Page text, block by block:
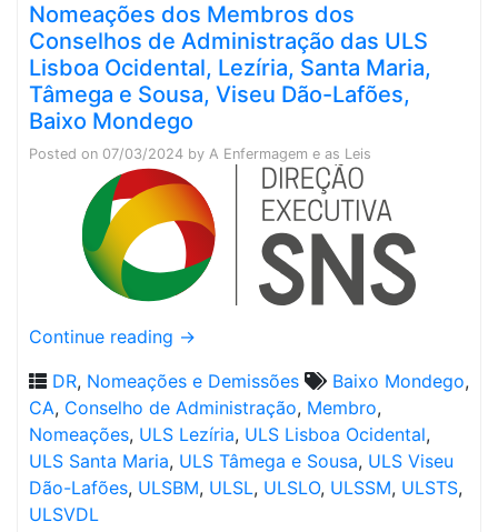
Nomeações dos Membros dos
Conselhos de Administração das ULS
Lisboa Ocidental, Lezíria, Santa Maria,
Tâmega e Sousa, Viseu Dão-Lafões,
Baixo Mondego
Posted on 07/03/2024 by A Enfermagem e as Leis
Continue reading →
DR, Nomeações e Demissões Baixo Mondego,
CA, Conselho de Administração, Membro,
Nomeações, ULS Lezíria, ULS Lisboa Ocidental,
ULS Santa Maria, ULS Tâmega e Sousa, ULS Viseu
Dão-Lafões, ULSBM, ULSL, ULSLO, ULSSM, ULSTS,
ULSVDL